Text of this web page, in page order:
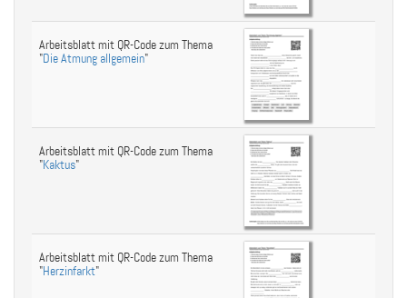
Arbeitsblatt mit QR-Code zum Thema
"Die Atmung allgemein"
Arbeitsblatt mit QR-Code zum Thema
"Kaktus"
Arbeitsblatt mit QR-Code zum Thema
"Herzinfarkt"